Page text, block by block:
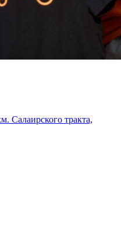
Салаирского тракта,